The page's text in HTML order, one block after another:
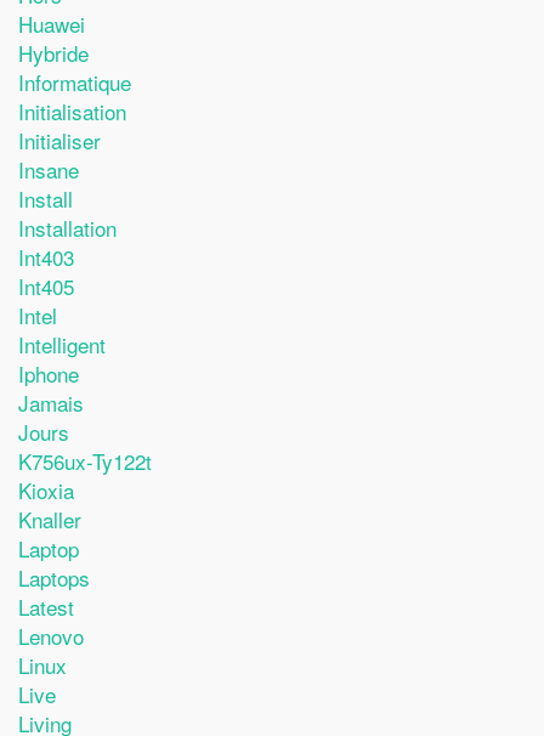
Huawei
Hybride
Informatique
Initialisation
Initialiser
Insane
Install
Installation
Int403
Int405
Intel
Intelligent
Iphone
Jamais
Jours
K756ux-Ty122t
Kioxia
Knaller
Laptop
Laptops
Latest
Lenovo
Linux
Live
Living